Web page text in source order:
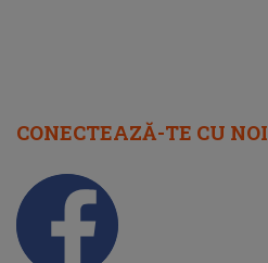
CONECTEAZĂ-TE CU NOI